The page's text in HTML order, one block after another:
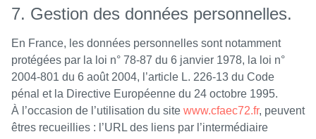
7. Gestion des données personnelles.
En France, les données personnelles sont notamment
protégées par la loi n° 78-87 du 6 janvier 1978, la loi n°
2004-801 du 6 août 2004, l’article L. 226-13 du Code
pénal et la Directive Européenne du 24 octobre 1995.
À l’occasion de l’utilisation du site www.cfaec72.fr, peuvent
êtres recueillies : l’URL des liens par l’intermédiaire